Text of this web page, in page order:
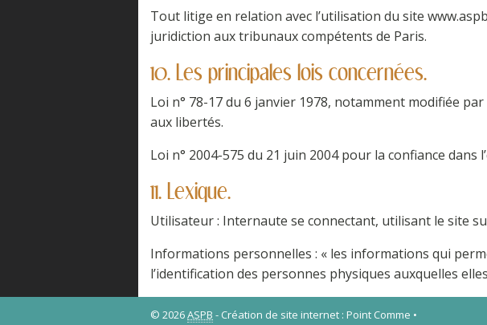
Tout litige en relation avec l’utilisation du site
juridiction aux tribunaux compétents de Paris.
10. Les principales lois concernées.
Loi n° 78-17 du 6 janvier 1978, notamment modifiée
aux libertés.
Loi n° 2004-575 du 21 juin 2004 pour la confiance dans
11. Lexique.
Utilisateur : Internaute se connectant, utilisant le site
Informations personnelles : « les informations qui
l’identification des personnes physiques auxquelles
© 2026ASPB - Création de site internet : Point Comme •